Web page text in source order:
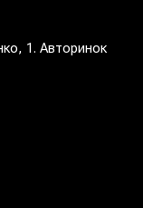
1. Авторинок